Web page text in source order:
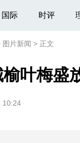
国际 时评
图片新闻 > 正文
叶梅盛
10:24